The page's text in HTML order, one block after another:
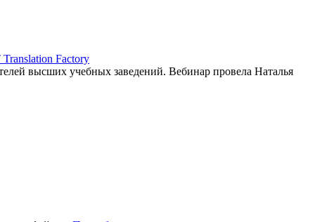
Factory
высших учебных заведений. Вебинар провела Наталья